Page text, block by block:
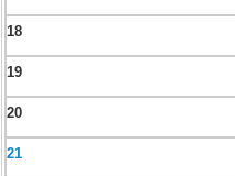
18
19
20
21